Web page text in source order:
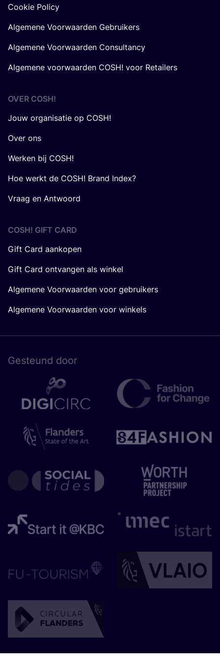
Cookie Policy
Algemene Voorwaarden Gebruikers
Algemene Voorwaarden Consultancy
Algemene voorwaarden COSH! voor Retailers
OVER COSH!
Jouw organisatie op COSH!
Over ons
Werken bij COSH!
Hoe werkt de COSH! Brand Index?
Vraag en Antwoord
COSH! GIFT CARD
Gift Card aankopen
Gift Card ontvangen als winkel
Algemene Voorwaarden voor gebruikers
Algemene Voorwaarden voor winkels
Gesteund door